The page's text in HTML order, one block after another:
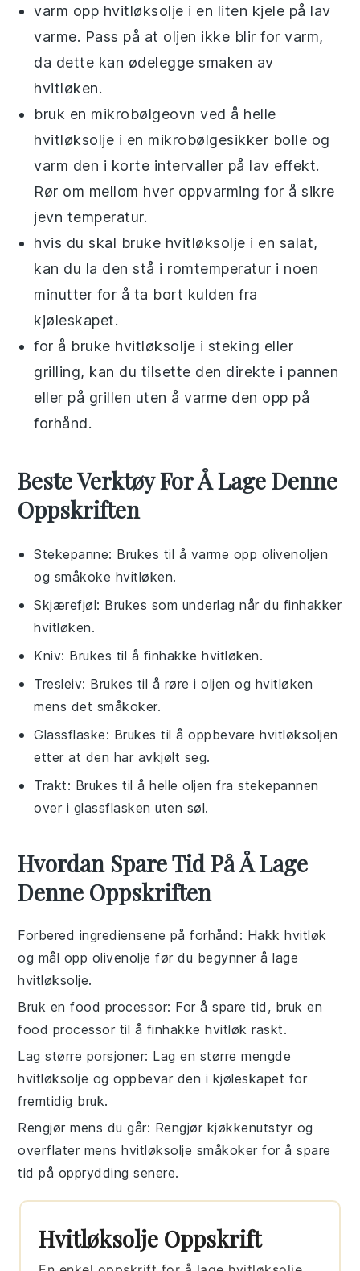
varm opp hvitløksolje i en liten kjele på lav
varme. Pass på at oljen ikke blir for varm,
da dette kan ødelegge smaken av
hvitløken.
bruk en mikrobølgeovn ved å helle
hvitløksolje i en mikrobølgesikker bolle og
varm den i korte intervaller på lav effekt.
Rør om mellom hver oppvarming for å sikre
jevn temperatur.
hvis du skal bruke hvitløksolje i en salat,
kan du la den stå i romtemperatur i noen
minutter for å ta bort kulden fra
kjøleskapet.
for å bruke hvitløksolje i steking eller
grilling, kan du tilsette den direkte i pannen
eller på grillen uten å varme den opp på
forhånd.
Beste Verktøy For Å Lage Denne
Oppskriften
Stekepanne: Brukes til å varme opp olivenoljen
og småkoke hvitløken.
Skjærefjøl: Brukes som underlag når du finhakker
hvitløken.
Kniv: Brukes til å finhakke hvitløken.
Tresleiv: Brukes til å røre i oljen og hvitløken
mens det småkoker.
Glassflaske: Brukes til å oppbevare hvitløksoljen
etter at den har avkjølt seg.
Trakt: Brukes til å helle oljen fra stekepannen
over i glassflasken uten søl.
Hvordan Spare Tid På Å Lage
Denne Oppskriften
Forbered ingrediensene på forhånd : Hakkhvitløk
og mål opp olivenolje før du begynner å lage
hvitløksolje.
Bruk en food processor: For å spare tid, bruk en
food processor til å finhakkehvitløk raskt.
Lag større porsjoner: Lag en større mengde
hvitløksolje og oppbevar den i kjøleskapet for
fremtidig bruk.
Rengjør mens du går: Rengjør kjøkkenutstyr og
overflater menshvitløksolje småkoker for å spare
tid på opprydding senere.
Hvitløksolje Oppskrift